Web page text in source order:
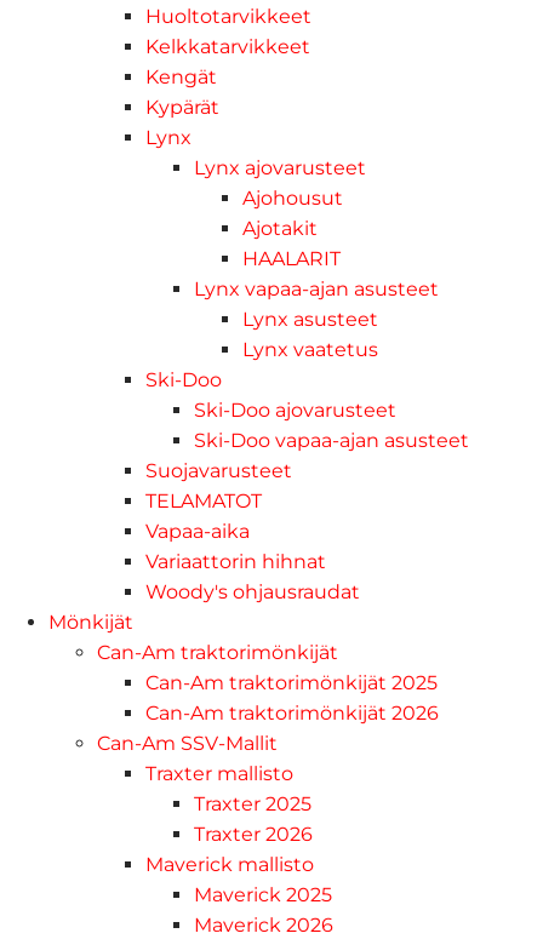
Huoltotarvikkeet
Kelkkatarvikkeet
Kengät
Kypärät
Lynx
Lynx ajovarusteet
Ajohousut
Ajotakit
HAALARIT
Lynx vapaa-ajan asusteet
Lynx asusteet
Lynx vaatetus
Ski-Doo
Ski-Doo ajovarusteet
Ski-Doo vapaa-ajan asusteet
Suojavarusteet
TELAMATOT
Vapaa-aika
Variaattorin hihnat
Woody's ohjausraudat
Mönkijät
Can-Am traktorimönkijät
Can-Am traktorimönkijät 2025
Can-Am traktorimönkijät 2026
Can-Am SSV-Mallit
Traxter mallisto
Traxter 2025
Traxter 2026
Maverick mallisto
Maverick 2025
Maverick 2026